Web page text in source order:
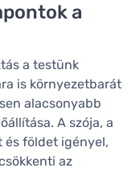
a
a testünk
is környezetbarát
alacsonyabb
A szója, a
és földet igényel,
az